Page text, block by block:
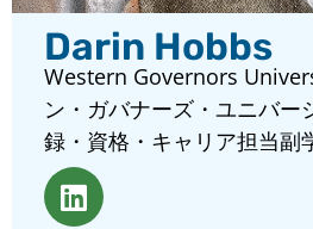
Darin Hobbs
Western Governors
ン・ガバナーズ・ユニバー
録・資格・キャリア担当副